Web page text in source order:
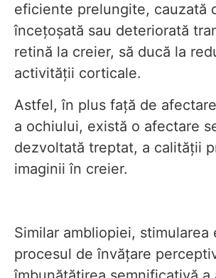
eficiente prelungite, cauzată
încețoșată sau deteriorată
retină la creier, să ducă la
activității corticale.
Astfel, în plus față de
a ochiului, există o afectare
dezvoltată treptat, a calității
imaginii în creier.
Similar ambliopiei, stimularea
procesul de învățare